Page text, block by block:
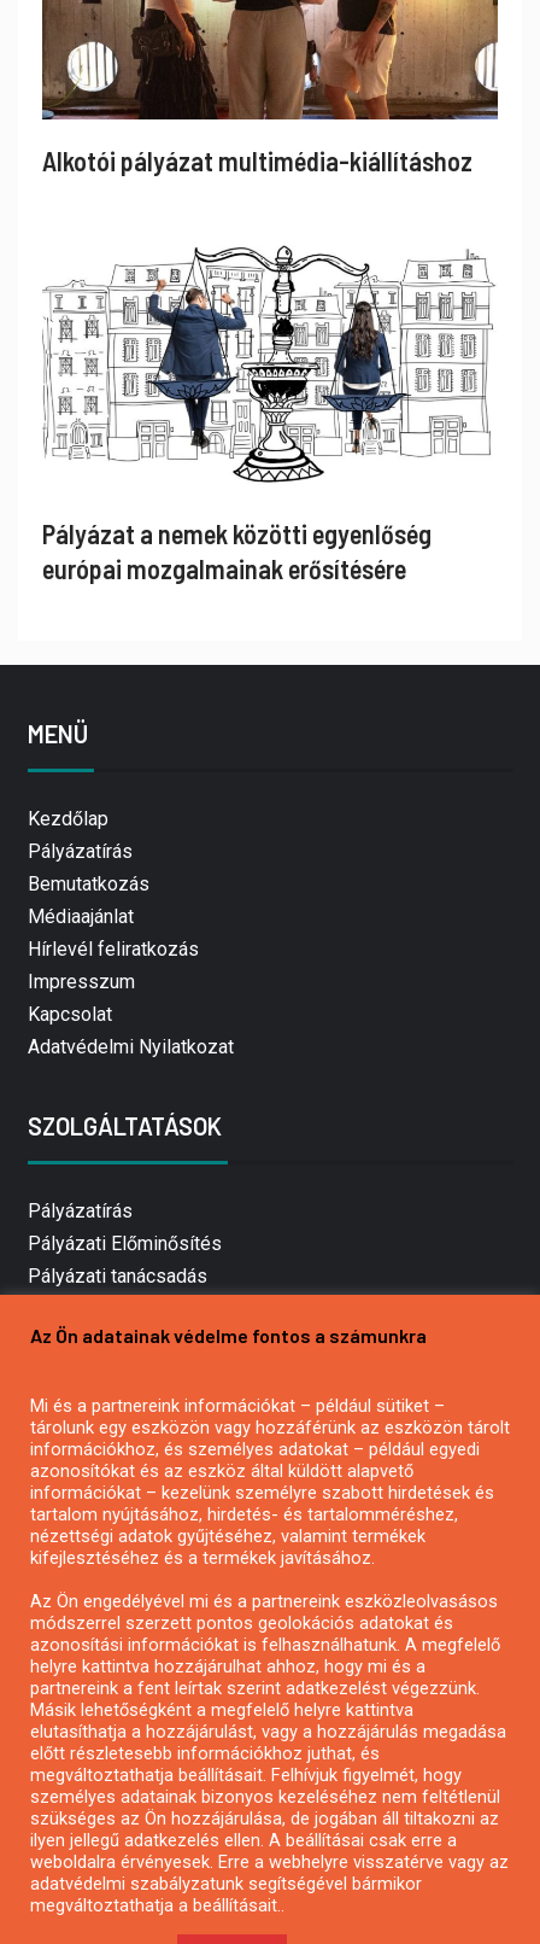
Alkotói pályázat multimédia-kiállításhoz
Pályázat a nemek közötti egyenlőség
európai mozgalmainak erősítésére
MENÜ
Kezdőlap
Pályázatírás
Bemutatkozás
Médiaajánlat
Hírlevél feliratkozás
Impresszum
Kapcsolat
Adatvédelmi Nyilatkozat
SZOLGÁLTATÁSOK
Pályázatírás
Pályázati Előminősítés
Pályázati tanácsadás
Mezőgazdasági pályázatírás
Pályázatírás civil szervezeteknek
Pályázatírás önkormányzatoknak
Pályázatfigyelés
Specifikus pályázatfigyelés vagy hírlevél
Pályázatok magánszemélyeknek
Pályázatok civil szervezeteknek
Pályázatok vállalkozásoknak
Önkormányzati pályázatok
Mezőgazdasági pályázatok
Falusi turizmus pályázatok
Napelem pályázatok
GINOP pályázatok
Az Ön adatainak védelme fontos a számunkra
Mi és a partnereink információkat – például sütiket –
tárolunk egy eszközön vagy hozzáférünk az eszközön tárolt
információkhoz, és személyes adatokat – például egyedi
azonosítókat és az eszköz által küldött alapvető
információkat – kezelünk személyre szabott hirdetések és
tartalom nyújtásához, hirdetés- és tartalomméréshez,
nézettségi adatok gyűjtéséhez, valamint termékek
kifejlesztéséhez és a termékek javításához.
Az Ön engedélyével mi és a partnereink eszközleolvasásos
módszerrel szerzett pontos geolokációs adatokat és
azonosítási információkat is felhasználhatunk. A megfelelő
helyre kattintva hozzájárulhat ahhoz, hogy mi és a
partnereink a fent leírtak szerint adatkezelést végezzünk.
Másik lehetőségként a megfelelő helyre kattintva
elutasíthatja a hozzájárulást, vagy a hozzájárulás megadása
előtt részletesebb információkhoz juthat, és
megváltoztathatja beállításait. Felhívjuk figyelmét, hogy
személyes adatainak bizonyos kezeléséhez nem feltétlenül
szükséges az Ön hozzájárulása, de jogában áll tiltakozni az
ilyen jellegű adatkezelés ellen. A beállításai csak erre a
weboldalra érvényesek. Erre a webhelyre visszatérve vagy az
adatvédelmi szabályzatunk segítségével bármikor
megváltoztathatja a beállításait..